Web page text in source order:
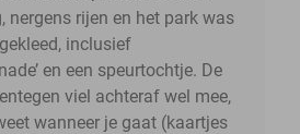
nergens rijen en het park was
inclusief
en een speurtochtje. De
viel achteraf wel mee,
wanneer je gaat (kaartjes